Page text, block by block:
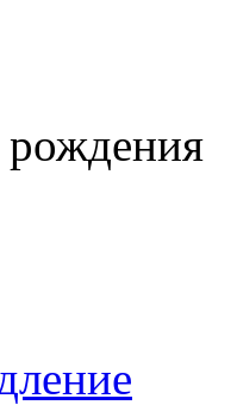
рождения